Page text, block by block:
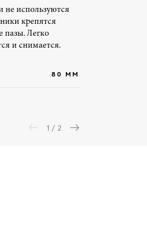
не используются
крепятся
пазы. Легко
и снимается.
80 ММ
1 / 2